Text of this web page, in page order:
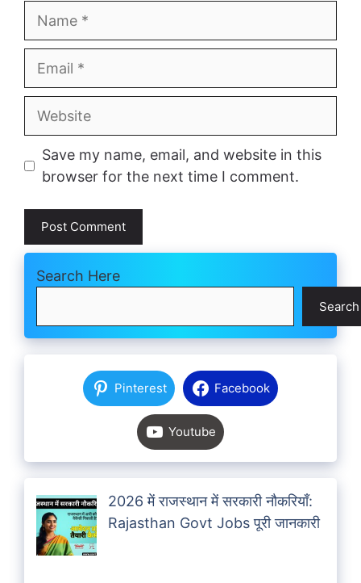
Name
Email
Website
Save my name, email, and website in this
browser for the next time I comment.
Search Here
Search
Pinterest Facebook
Youtube
2026 में राजस्थान में सरकारी नौकरियाँ:
Rajasthan Govt Jobs पूरी जानकारी